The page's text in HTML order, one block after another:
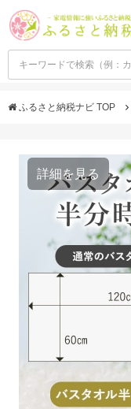
ふるさと納税ナビ TOP
詳細を見る